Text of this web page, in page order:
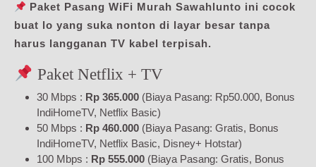
Paket Pasang WiFi Murah Sawahlunto ini cocok
buat lo yang suka nonton di layar besar tanpa
harus langganan TV kabel terpisah.
Paket Netflix + TV
30 Mbps : Rp 365.000 (Biaya Pasang: Rp50.000, Bonus
IndiHomeTV, Netflix Basic)
50 Mbps : Rp 460.000 (Biaya Pasang: Gratis, Bonus
IndiHomeTV, Netflix Basic, Disney+ Hotstar)
100 Mbps : Rp 555.000 (Biaya Pasang: Gratis, Bonus